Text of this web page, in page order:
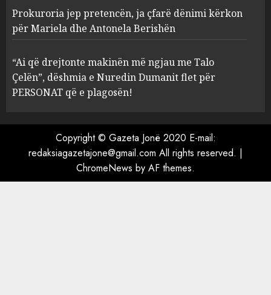
Prokuroria jep pretencën, ja çfarë dënimi kërkon
për Mariela dhe Antonela Berishën
“Ai që drejtonte makinën më ngjau me Talo
Çelën”, dëshmia e Nuredin Dumanit flet për
PERSONAT që e plagosën!
Copyright © Gazeta Jonë 2020 E-mail:
redaksiagazetajone@gmail.com All rights reserved. |
ChromeNews by AF themes.